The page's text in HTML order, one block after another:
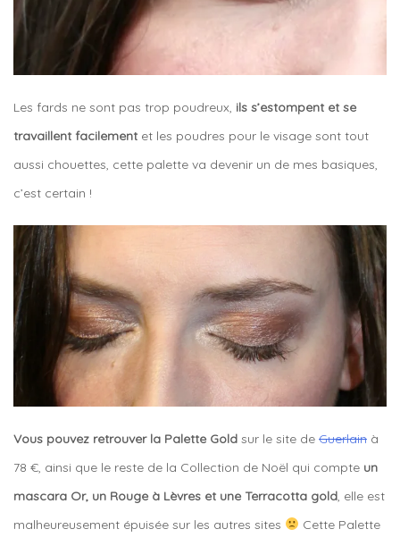
Les fards ne sont pas trop poudreux, ils s’estompent et se
travaillent facilement et les poudres pour le visage sont tout
aussi chouettes, cette palette va devenir un de mes basiques,
c’est certain !
Vous pouvez retrouver la Palette Gold sur le site de Guerlain à
78 €, ainsi que le reste de la Collection de Noël qui compte un
mascara Or, un Rouge à Lèvres et une Terracotta gold, elle est
malheureusement épuisée sur les autres sites
Cette Palette